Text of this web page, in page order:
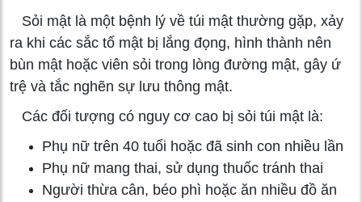
Sỏi mật là một bệnh lý về túi mật thường gặp, xảy
ra khi các sắc tố mật bị lắng đọng, hình thành nên
bùn mật hoặc viên sỏi trong lòng đường mật, gây ứ
trệ và tắc nghẽn sự lưu thông mật.
Các đối tượng có nguy cơ cao bị sỏi túi mật là:
Phụ nữ trên 40 tuổi hoặc đã sinh con nhiều lần
Phụ nữ mang thai, sử dụng thuốc tránh thai
Người thừa cân, béo phì hoặc ăn nhiều đồ ăn